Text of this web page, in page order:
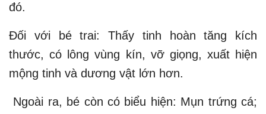
đó.
Đối với bé trai: Thấy tinh hoàn tăng kích
thước, có lông vùng kín, vỡ giọng, xuất hiện
mộng tinh và dương vật lớn hơn.
Ngoài ra, bé còn có biểu hiện: Mụn trứng cá;